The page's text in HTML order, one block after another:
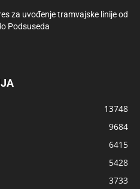
za uvođenje tramvajske linije od
Podsuseda
13748
9684
6415
5428
3733